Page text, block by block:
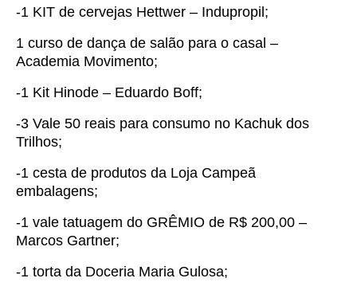
-1 KIT de cervejas Hettwer – Indupropil;
1 curso de dança de salão para o casal –
Academia Movimento;
-1 Kit Hinode – Eduardo Boff;
-3 Vale 50 reais para consumo no Kachuk dos
Trilhos;
-1 cesta de produtos da Loja Campeã
embalagens;
-1 vale tatuagem do GRÊMIO de R$ 200,00 –
Marcos Gartner;
-1 torta da Doceria Maria Gulosa;